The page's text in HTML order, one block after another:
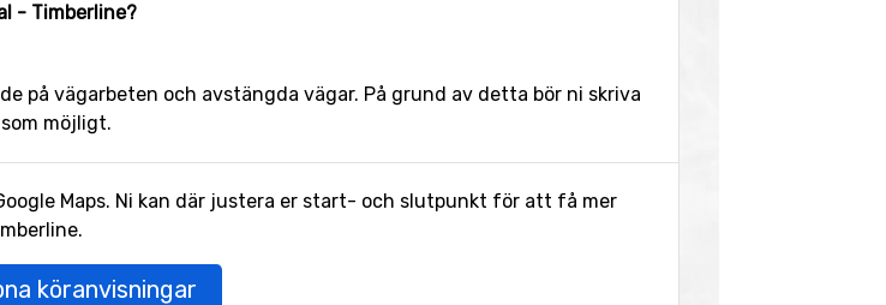
- Timberline?
på vägarbeten och avstängda vägar. På grund av detta bör ni skriva
möjligt.
Maps. Ni kan där justera er start- och slutpunkt för att få mer
köranvisningar